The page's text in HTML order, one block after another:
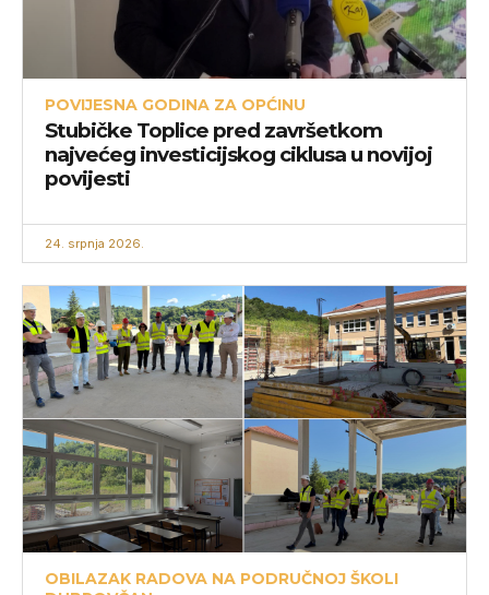
POVIJESNA GODINA ZA OPĆINU
Stubičke Toplice pred završetkom
najvećeg investicijskog ciklusa u novijoj
povijesti
24. srpnja 2026.
OBILAZAK RADOVA NA PODRUČNOJ ŠKOLI